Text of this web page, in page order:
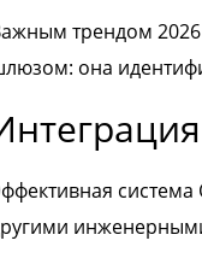
трендом 2026
она